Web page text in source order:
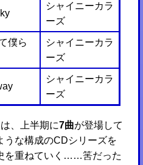
シャイニーカラ
ーズ
僕ら
シャイニーカラ
ーズ
シャイニーカラ
ーズ
、上半期に7曲が登場して
うな構成のCDシリーズを
を重ねていく……筈だった